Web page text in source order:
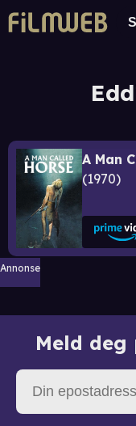
A Man
1970
Annonse
Meld